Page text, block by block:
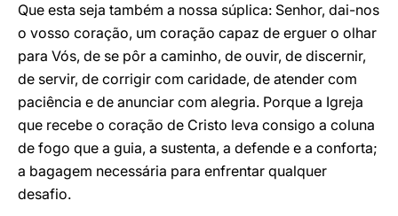
Que esta seja também a nossa súplica: Senhor, dai-nos
o vosso coração, um coração capaz de erguer o olhar
para Vós, de se pôr a caminho, de ouvir, de discernir,
de servir, de corrigir com caridade, de atender com
paciência e de anunciar com alegria. Porque a Igreja
que recebe o coração de Cristo leva consigo a coluna
de fogo que a guia, a sustenta, a defende e a conforta;
a bagagem necessária para enfrentar qualquer
desafio.